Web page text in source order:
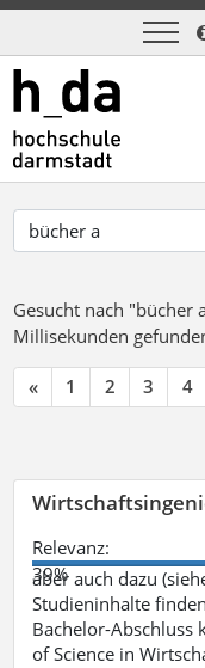
Gesucht nach "bücher
Millisekunden
« 1 2 3 4
Relevanz:
39%
aber auch dazu
Studieninhalte
Bachelor-Abschluss
of Science in